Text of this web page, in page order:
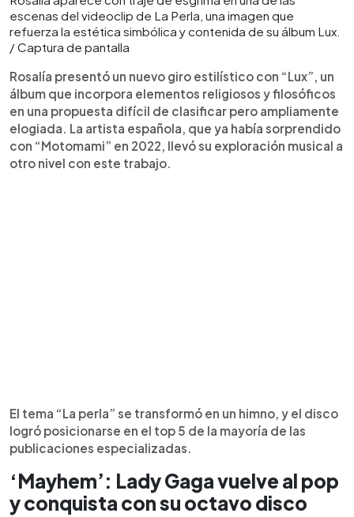
escenas del videoclip de La Perla, una imagen que
refuerza la estética simbólica y contenida de su álbum Lux.
/ Captura de pantalla
Rosalía presentó un nuevo giro estilístico con “Lux”, un
álbum que incorpora elementos religiosos y filosóficos
en una propuesta difícil de clasificar pero ampliamente
elogiada. La artista española, que ya había sorprendido
con “Motomami” en 2022, llevó su exploración musical a
otro nivel con este trabajo.
El tema “La perla” se transformó en un himno, y el disco
logró posicionarse en el top 5 de la mayoría de las
publicaciones especializadas.
‘Mayhem’: Lady Gaga vuelve al pop
y conquista con su octavo disco